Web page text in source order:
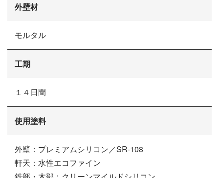
外壁材
モルタル
工期
１４日間
使用塗料
外壁：プレミアムシリコン／SR-108
軒天：水性エコファイン